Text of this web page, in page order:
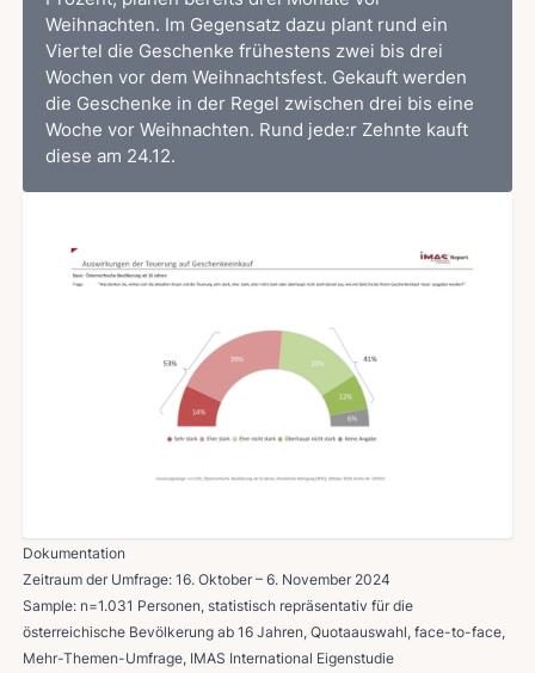
Weihnachten. Im Gegensatz dazu plant rund ein
Viertel die Geschenke frühestens zwei bis drei
Wochen vor dem Weihnachtsfest. Gekauft werden
die Geschenke in der Regel zwischen drei bis eine
Woche vor Weihnachten. Rund jede:r Zehnte kauft
diese am 24.12.
Dokumentation
Zeitraum der Umfrage: 16. Oktober – 6. November 2024
Sample: n=1.031 Personen, statistisch repräsentativ für die
österreichische Bevölkerung ab 16 Jahren, Quotaauswahl, face-to-face,
Mehr-Themen-Umfrage, IMAS International Eigenstudie